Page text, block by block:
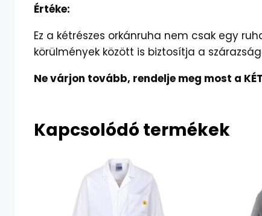
Értéke:
Ez a kétrészes orkánruha nem csak egy
körülmények között is biztosítja a
Ne várjon tovább, rendelje meg most a
Kapcsolódó termékek